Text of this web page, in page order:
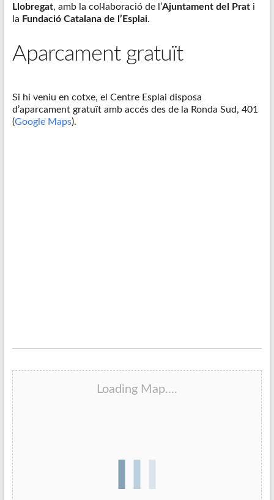
Llobregat, amb la col·laboració de l’Ajuntament del Prati
la Fundació Catalana de l’Esplai.
Aparcament gratuït
Si hi veniu en cotxe, el Centre Esplai disposa
d’aparcament gratuït amb accés des de la Ronda Sud, 401
(Google Maps).
Loading Map....